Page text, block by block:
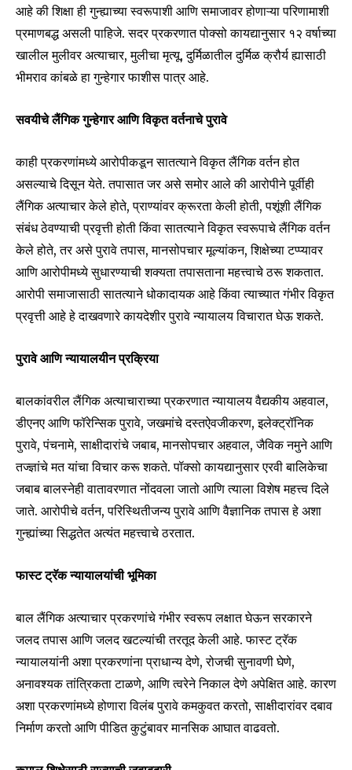
Join our community of
SUBSCRIBERS and be part of the
conversation.
or click the subscribe button below. Don't worry, we respect
safe with us.
SUBSCRIBE
आहे की शिक्षा ही गुन्ह्याच्या स्वरूपाशी आणि समाजावर होणाऱ्या परिणामाशी
प्रमाणबद्ध असली पाहिजे. सदर प्रकरणात पोक्सो कायद्यानुसार १२ वर्षाच्या
खालील मुलीवर अत्याचार, मुलीचा मृत्यू, दुर्मिळातील दुर्मिळ क्रौर्य ह्यासाठी
भीमराव कांबळे हा गुन्हेगार फाशीस पात्र आहे.
सवयीचे लैंगिक गुन्हेगार आणि विकृत वर्तनाचे पुरावे
काही प्रकरणांमध्ये आरोपीकडून सातत्याने विकृत लैंगिक वर्तन होत
असल्याचे दिसून येते. तपासात जर असे समोर आले की आरोपीने पूर्वीही
लैंगिक अत्याचार केले होते, प्राण्यांवर क्रूरता केली होती, पशूंशी लैंगिक
संबंध ठेवण्याची प्रवृत्ती होती किंवा सातत्याने विकृत स्वरूपाचे लैंगिक वर्तन
केले होते, तर असे पुरावे तपास, मानसोपचार मूल्यांकन, शिक्षेच्या टप्प्यावर
आणि आरोपीमध्ये सुधारण्याची शक्यता तपासताना महत्त्वाचे ठरू शकतात.
आरोपी समाजासाठी सातत्याने धोकादायक आहे किंवा त्याच्यात गंभीर विकृत
प्रवृत्ती आहे हे दाखवणारे कायदेशीर पुरावे न्यायालय विचारात घेऊ शकते.
पुरावे आणि न्यायालयीन प्रक्रिया
बालकांवरील लैंगिक अत्याचाराच्या प्रकरणात न्यायालय वैद्यकीय अहवाल,
डीएनए आणि फॉरेन्सिक पुरावे, जखमांचे दस्तऐवजीकरण, इलेक्ट्रॉनिक
पुरावे, पंचनामे, साक्षीदारांचे जबाब, मानसोपचार अहवाल, जैविक नमुने आणि
तज्ज्ञांचे मत यांचा विचार करू शकते. पॉक्सो कायद्यानुसार एरवी बालिकेचा
जबाब बालस्नेही वातावरणात नोंदवला जातो आणि त्याला विशेष महत्त्व दिले
जाते. आरोपीचे वर्तन, परिस्थितीजन्य पुरावे आणि वैज्ञानिक तपास हे अशा
गुन्ह्यांच्या सिद्धतेत अत्यंत महत्त्वाचे ठरतात.
फास्ट ट्रॅक न्यायालयांची भूमिका
बाल लैंगिक अत्याचार प्रकरणांचे गंभीर स्वरूप लक्षात घेऊन सरकारने
जलद तपास आणि जलद खटल्यांची तरतूद केली आहे. फास्ट ट्रॅक
न्यायालयांनी अशा प्रकरणांना प्राधान्य देणे, रोजची सुनावणी घेणे,
अनावश्यक तांत्रिकता टाळणे, आणि त्वरेने निकाल देणे अपेक्षित आहे. कारण
अशा प्रकरणांमध्ये होणारा विलंब पुरावे कमकुवत करतो, साक्षीदारांवर दबाव
निर्माण करतो आणि पीडित कुटुंबावर मानसिक आघात वाढवतो.